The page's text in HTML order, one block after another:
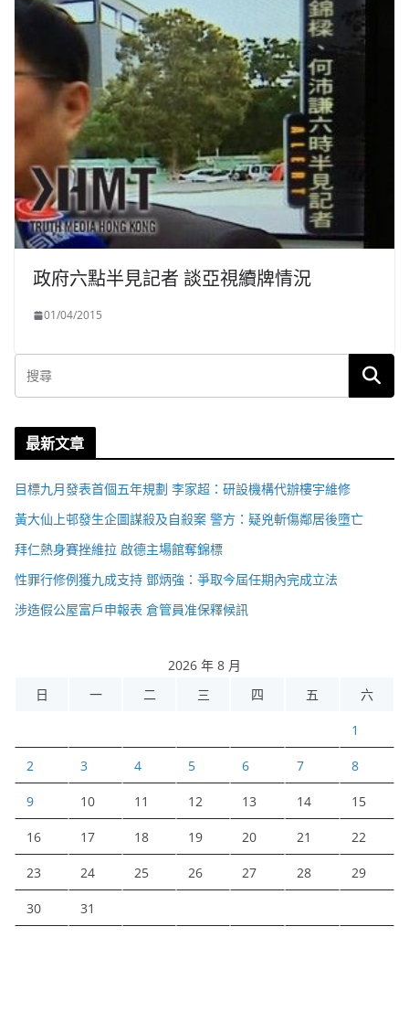
政府六點半見記者 談亞視續牌情況
01/04/2015
最新文章
目標九月發表首個五年規劃 李家超：研設機構代辦樓宇維修
黃大仙上邨發生企圖謀殺及自殺案 警方：疑兇斬傷鄰居後墮亡
拜仁熱身賽挫維拉 啟德主場館奪錦標
性罪行修例獲九成支持 鄧炳強：爭取今屆任期內完成立法
涉造假公屋富戶申報表 倉管員准保釋候訊
2026 年 8 月
日
一 二 三 四 五 六
1
2 3 4 5 6 7 8
9 10 11 12 13 14 15
16 17 18 19 20 21 22
23 24 25 26 27 28 29
30 31